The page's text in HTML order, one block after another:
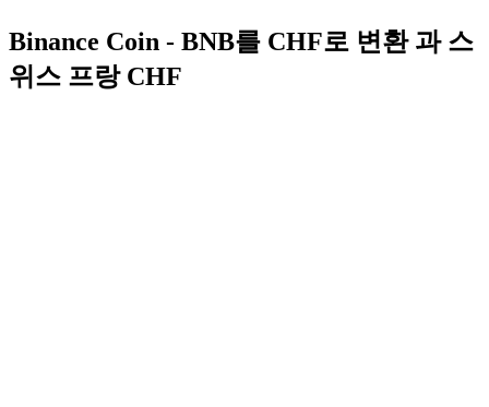
Binance Coin - BNB를 CHF로 변환 과 스
위스 프랑 CHF